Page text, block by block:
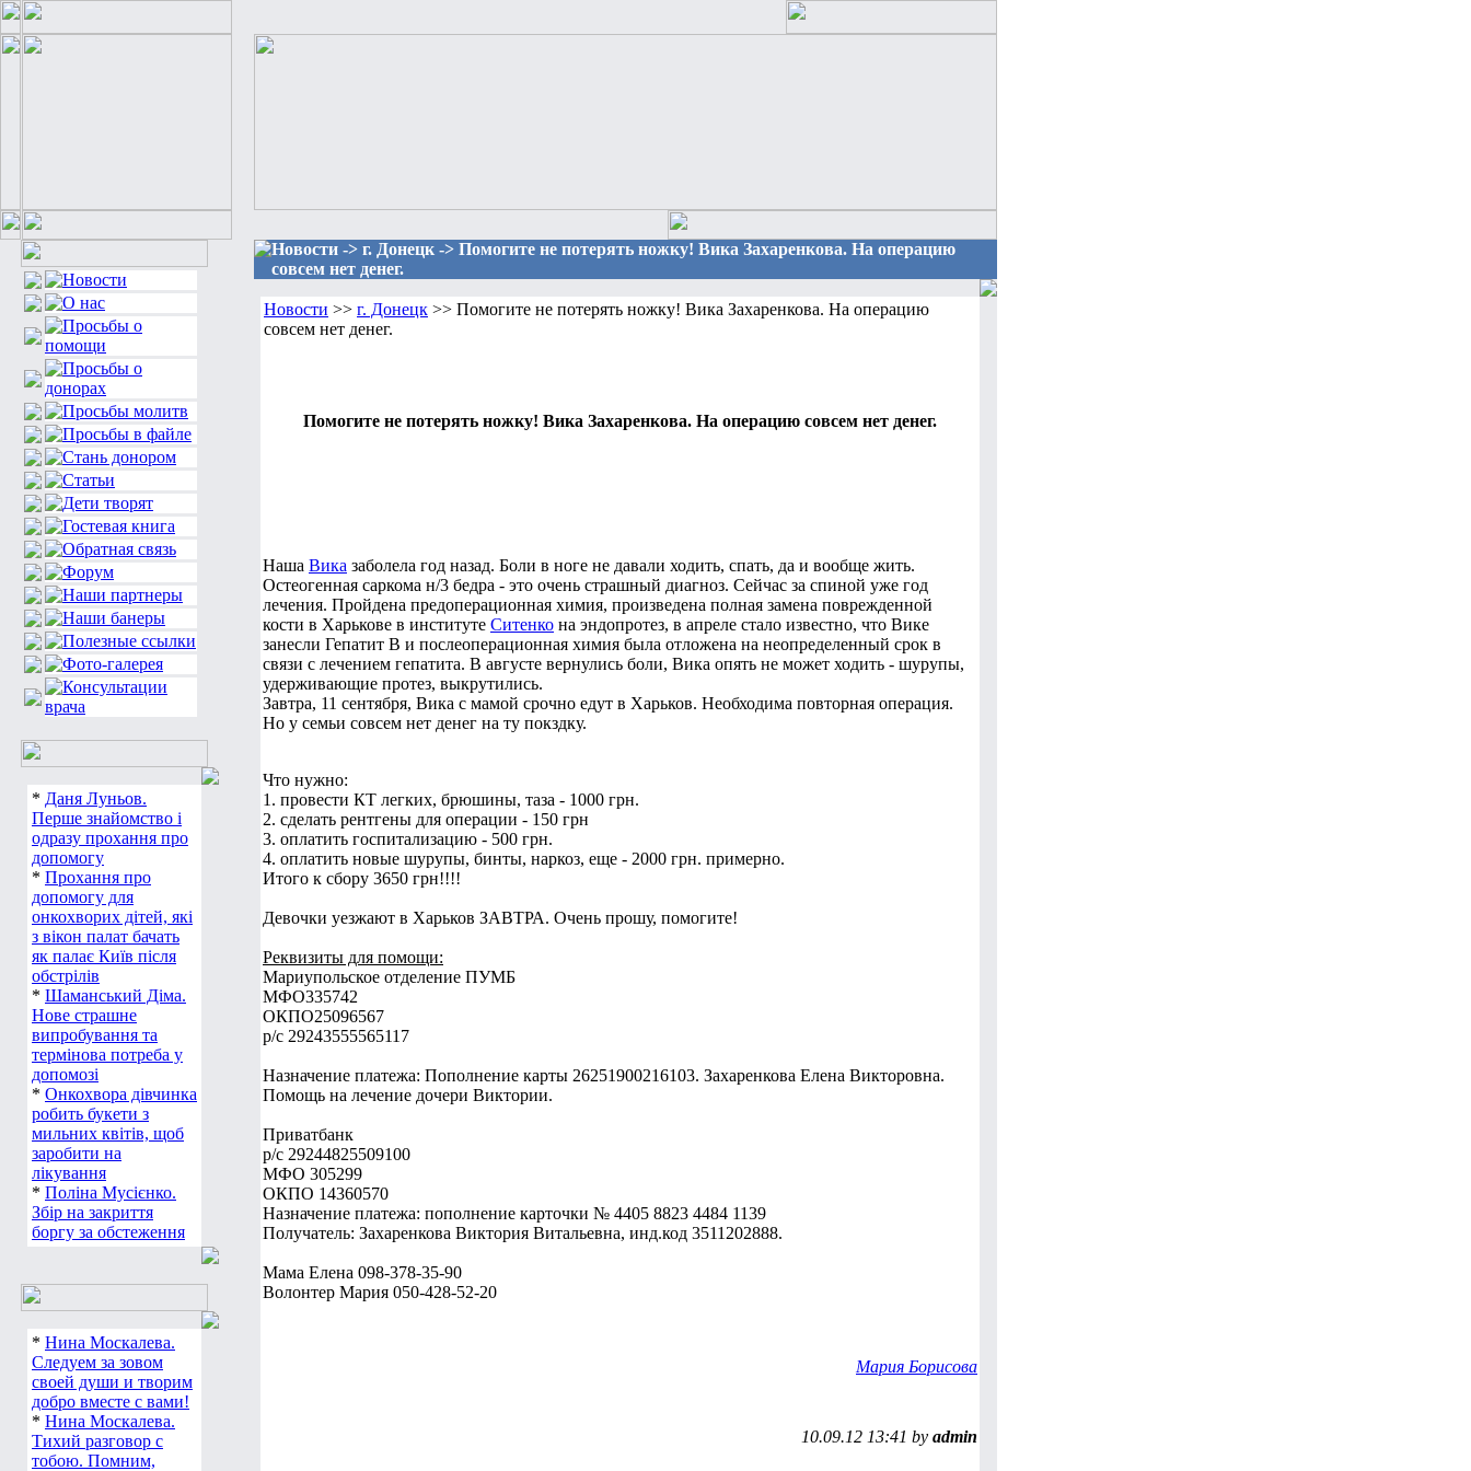
* Даня Луньов.
Перше знайомство і
одразу прохання про
допомогу
* Прохання про
допомогу для
онкохворих дітей, які
з вікон палат бачать
як палає Київ після
обстрілів
* Шаманський Діма.
Нове страшне
випробування та
термінова потреба у
допомозі
* Онкохвора дівчинка
робить букети з
мильних квітів, щоб
заробити на
лікування
* Поліна Мусієнко.
Збір на закриття
боргу за обстеження
* Нина Москалева.
Следуем за зовом
своей души и творим
добро вместе с вами!
* Нина Москалева.
Тихий разговор с
тобою. Помним,
Новости -> г. Донецк -> Помогите не потерять ножку! Вика Захаренкова. На операцию
совсем нет денег.
Новости >> г. Донецк >> Помогите не потерять ножку! Вика Захаренкова. На операцию
совсем нет денег.
Помогите не потерять ножку! Вика Захаренкова. На операцию совсем нет денег.
Наша Вика заболела год назад. Боли в ноге не давали ходить, спать, да и вообще жить.
Остеогенная саркома н/3 бедра - это очень страшный диагноз. Сейчас за спиной уже год
лечения. Пройдена предоперационная химия, произведена полная замена поврежденной
кости в Харькове в институте Ситенко на эндопротез, в апреле стало известно, что Вике
занесли Гепатит В и послеоперационная химия была отложена на неопределенный срок в
связи с лечением гепатита. В августе вернулись боли, Вика опять не может ходить - шурупы,
удерживающие протез, выкрутились.
Завтра, 11 сентября, Вика с мамой срочно едут в Харьков. Необходима повторная операция.
Но у семьи совсем нет денег на ту покздку.
Что нужно:
1. провести КТ легких, брюшины, таза - 1000 грн.
2. сделать рентгены для операции - 150 грн
3. оплатить госпитализацию - 500 грн.
4. оплатить новые шурупы, бинты, наркоз, еще - 2000 грн. примерно.
Итого к сбору 3650 грн!!!!
Девочки уезжают в Харьков ЗАВТРА. Очень прошу, помогите!
Реквизиты для помощи:
Мариупольское отделение ПУМБ
МФО335742
ОКПО25096567
р/с 29243555565117
Назначение платежа: Пополнение карты 26251900216103. Захаренкова Елена Викторовна.
Помощь на лечение дочери Виктории.
Приватбанк
р/с 29244825509100
МФО 305299
ОКПО 14360570
Назначение платежа: пополнение карточки № 4405 8823 4484 1139
Получатель: Захаренкова Виктория Витальевна, инд.код 3511202888.
Мама Елена 098-378-35-90
Волонтер Мария 050-428-52-20
Мария Борисова
10.09.12 13:41 by admin